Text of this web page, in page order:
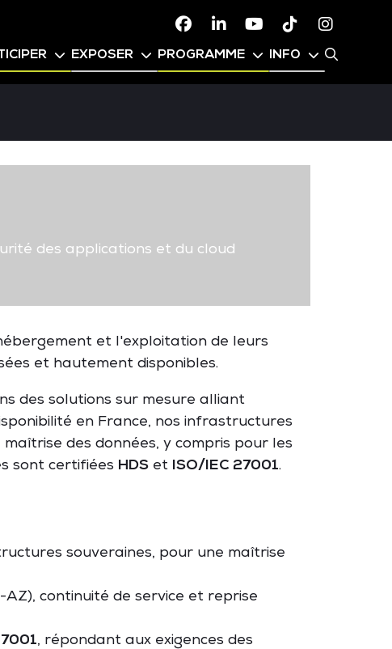
FacebookLinkedinYoutubeTikTok
EXPOSER PROGRAMME INFO
des applications et du cloud
et l'exploitation de leurs
et hautement disponibles.
des solutions sur mesure alliant
en France, nos infrastructures
des données, y compris pour les
sont certifiées HDS et ISO/IEC 27001.
souveraines, pour une maîtrise
continuité de service et reprise
, répondant aux exigences des